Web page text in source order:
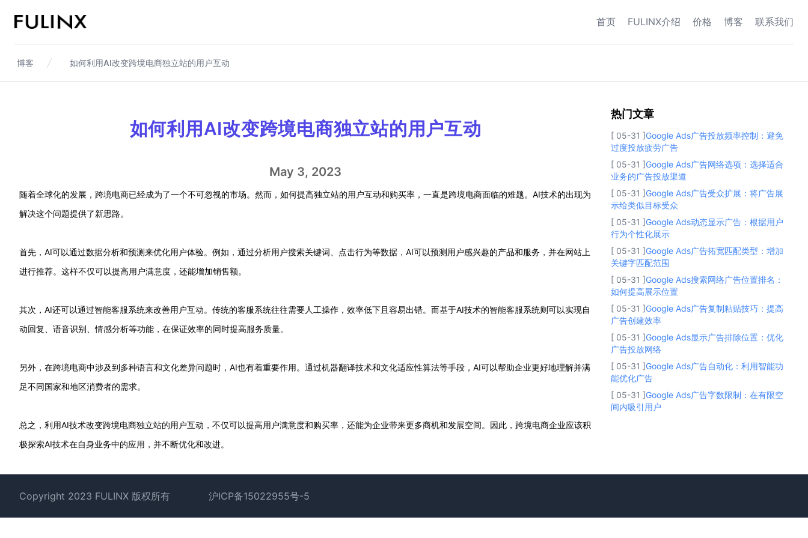
Fulinx-跨境电商独立站自建站平台 首页 FULINX介绍 价格 博客 联系我们
博客 如何利用AI改变跨境电商独立站的用户互动
如何利用AI改变跨境电商独立站的用户互动
May 3, 2023
随着全球化的发展，跨境电商已经成为了一个不可忽视的市场。然而，如何提高独立站的用户互动和购买率，一直是跨境电商面临的难题。AI技术的出现为
解决这个问题提供了新思路。
首先，AI可以通过数据分析和预测来优化用户体验。例如，通过分析用户搜索关键词、点击行为等数据，AI可以预测用户感兴趣的产品和服务，并在网站上
进行推荐。这样不仅可以提高用户满意度，还能增加销售额。
其次，AI还可以通过智能客服系统来改善用户互动。传统的客服系统往往需要人工操作，效率低下且容易出错。而基于AI技术的智能客服系统则可以实现自
动回复、语音识别、情感分析等功能，在保证效率的同时提高服务质量。
另外，在跨境电商中涉及到多种语言和文化差异问题时，AI也有着重要作用。通过机器翻译技术和文化适应性算法等手段，AI可以帮助企业更好地理解并满
足不同国家和地区消费者的需求。
总之，利用AI技术改变跨境电商独立站的用户互动，不仅可以提高用户满意度和购买率，还能为企业带来更多商机和发展空间。因此，跨境电商企业应该积
极探索AI技术在自身业务中的应用，并不断优化和改进。
热门文章
[ 05-31 ]Google Ads广告投放频率控制：避免
过度投放疲劳广告
[ 05-31 ]Google Ads广告网络选项：选择适合
业务的广告投放渠道
[ 05-31 ]Google Ads广告受众扩展：将广告展
示给类似目标受众
[ 05-31 ]Google Ads动态显示广告：根据用户
行为个性化展示
[ 05-31 ]Google Ads广告拓宽匹配类型：增加
关键字匹配范围
[ 05-31 ]Google Ads搜索网络广告位置排名：
如何提高展示位置
[ 05-31 ]Google Ads广告复制粘贴技巧：提高
广告创建效率
[ 05-31 ]Google Ads显示广告排除位置：优化
广告投放网络
[ 05-31 ]Google Ads广告自动化：利用智能功
能优化广告
[ 05-31 ]Google Ads广告字数限制：在有限空
间内吸引用户
Copyright 2023 FULINX 版权所有 沪ICP备15022955号-5